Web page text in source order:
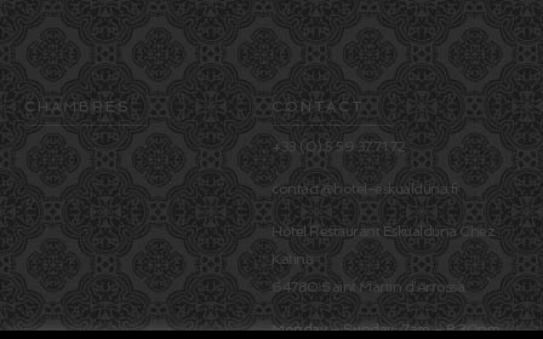
CHAMBRES CONTACT
+33 (0) 5.59.37.71.72
contact@hotel-eskualduna.fr
Hôtel Restaurant Eskualduna Chez
Katina
64780 Saint Martin d’Arrossa
Monday – Sunday: 7am – 8.30pm